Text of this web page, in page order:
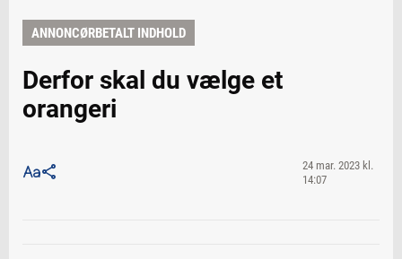
ANNONCØRBETALT INDHOLD
Derfor skal du vælge et
orangeri
24 mar. 2023 kl.
14:07